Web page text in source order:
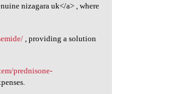
nizagara uk</a> , where
, providing a solution
prednisone-